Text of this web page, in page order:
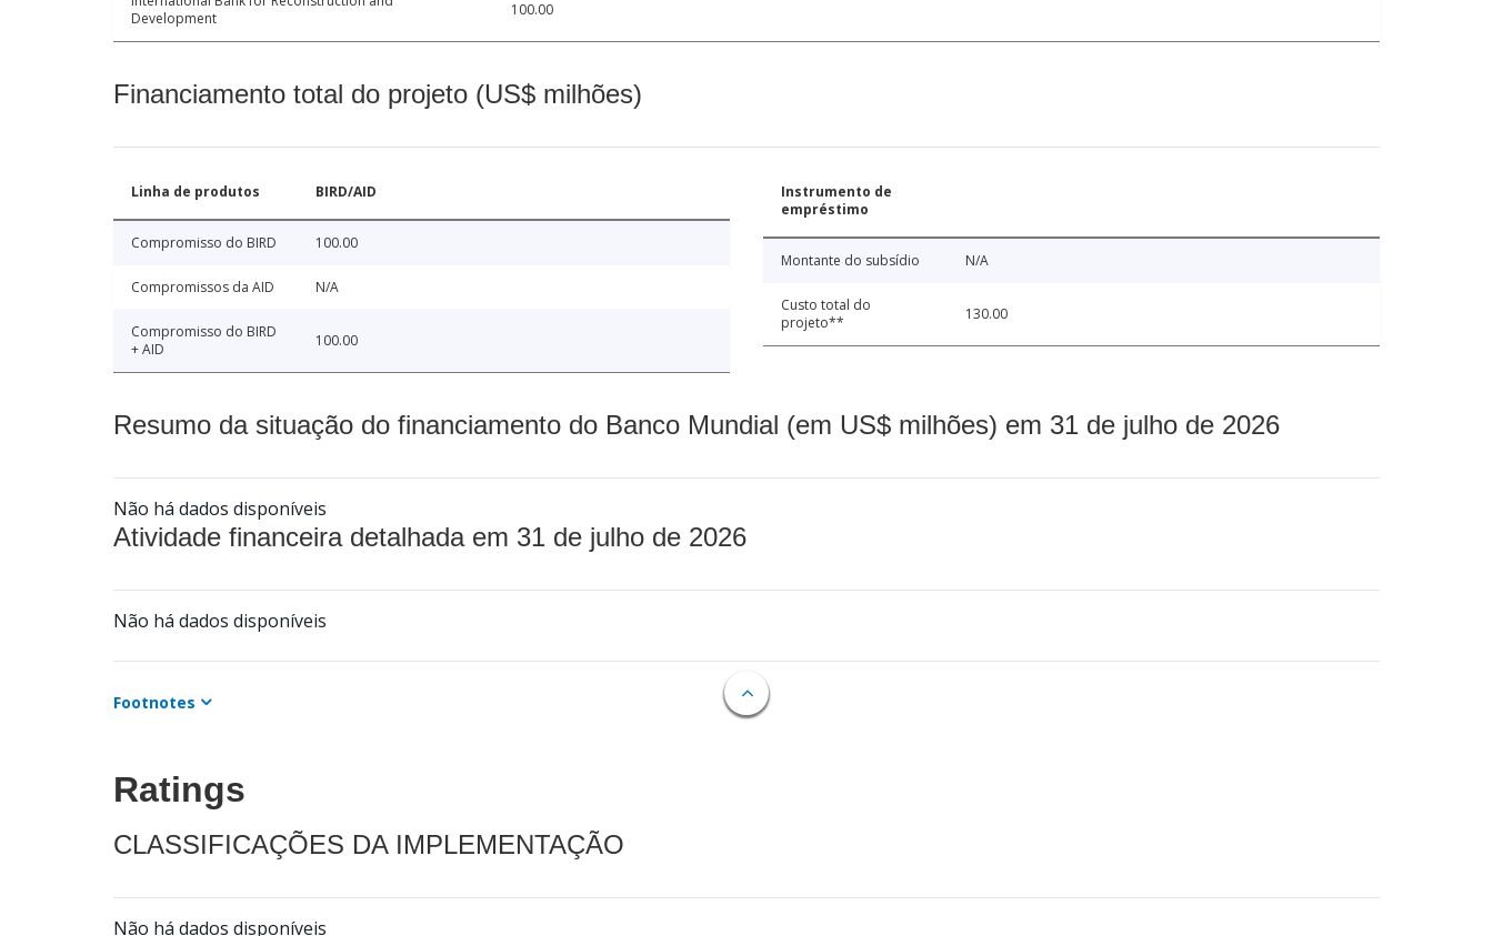
Development
100.00
Financiamento total do projeto (US$ milhões)
Linha de produtos BIRD/AID
Compromisso do BIRD 100.00
Compromissos da AID N/A
Compromisso do BIRD
+ AID
100.00
Instrumento de
empréstimo
Montante do subsídio N/A
Custo total do
projeto**
130.00
Resumo da situação do financiamento do Banco Mundial (em US$ milhões) em 31 de julho de 2026
Não há dados disponíveis
Atividade financeira detalhada em 31 de julho de 2026
Não há dados disponíveis
Footnotes
Ratings
CLASSIFICAÇÕES DA IMPLEMENTAÇÃO
Não há dados disponíveis